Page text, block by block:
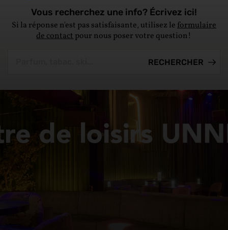
Vous recherchez une info? Écrivez ici!
Si la réponse n'est pas satisfaisante, utilisez leformulaire
de contactpour nous poser votre question!